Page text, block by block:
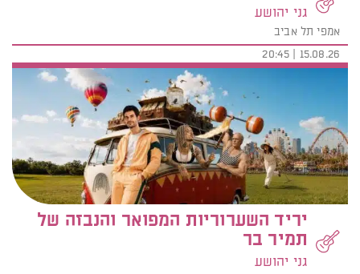
גני יהושע
אמפי תל אביב
15.08.26 | 20:45
יריד השערוריות המפואר והנבזה של
תמיר בר
גני יהושע